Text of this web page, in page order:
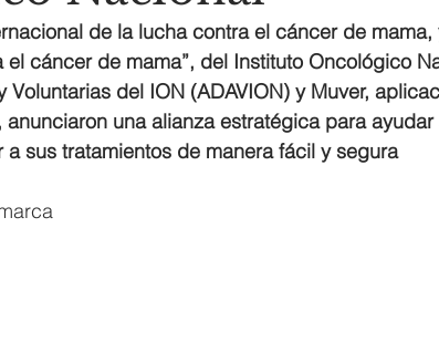
de la lucha contra el cáncer de
el cáncer de mama”, del Instituto Oncológico
del ION (ADAVION) y Muver,
una alianza estratégica para
sus tratamientos de manera fácil y segura